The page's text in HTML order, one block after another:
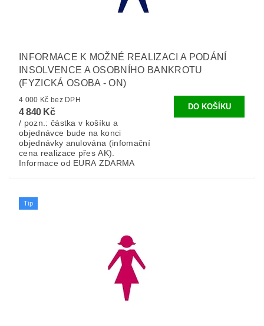
INFORMACE K MOŽNÉ REALIZACI A PODÁNÍ
INSOLVENCE A OSOBNÍHO BANKROTU
(FYZICKÁ OSOBA - ON)
4 000 Kč bez DPH
4 840 Kč
/ pozn.: částka v košíku a
objednávce bude na konci
objednávky anulována (infomační
cena realizace přes AK).
Informace od EURA ZDARMA
Tip